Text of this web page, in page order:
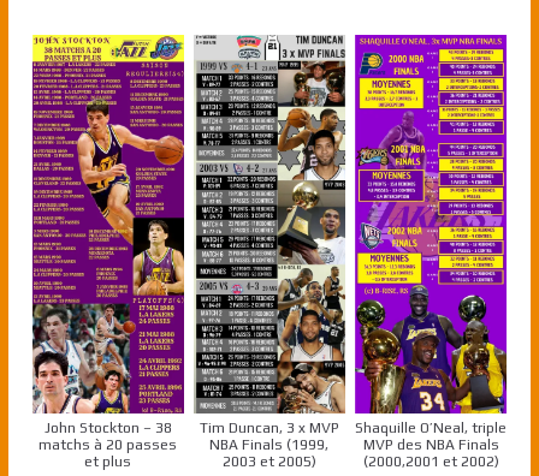
John Stockton – 38
matchs à 20 passes
et plus
Tim Duncan, 3 x MVP
NBA Finals (1999,
2003 et 2005)
Shaquille O’Neal, triple
MVP des NBA Finals
(2000,2001 et 2002)